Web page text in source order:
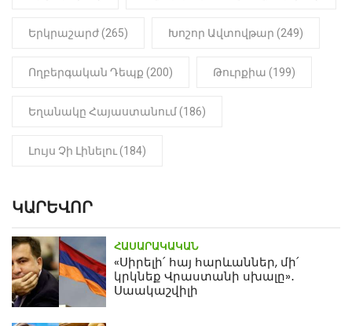
Երկրաշարժ (265) Խոշոր Ավտովթար (249)
Ողբերգական Դեպք (200) Թուրքիա (199)
Եղանակը Հայաստանում (186)
Լույս Չի Լինելու (184)
ԿԱՐԵՎՈՐ
ՀԱՍԱՐԱԿԱԿԱՆ
«Սիրելի՛ հայ հարևաններ, մի՛
կրկնեք Վրաստանի սխալը»․
Սաակաշվիլի